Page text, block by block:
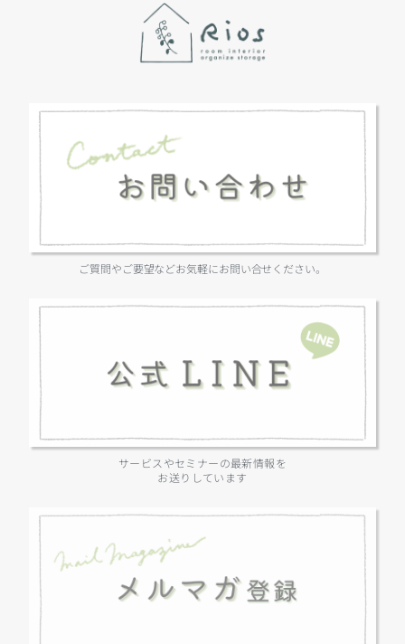
ご質問やご要望などお気軽にお問い合せください。
サービスやセミナーの最新情報を
お送りしています